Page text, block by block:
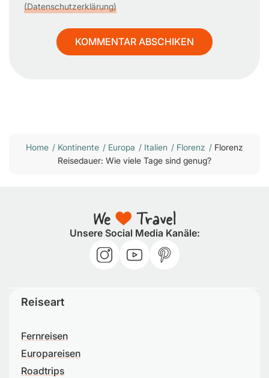
(Datenschutzerklärung)
Home / Kontinente / Europa / Italien / Florenz / Florenz
Reisedauer: Wie viele Tage sind genug?
Unsere Social Media Kanäle:
Reiseart
Fernreisen
Europareisen
Roadtrips